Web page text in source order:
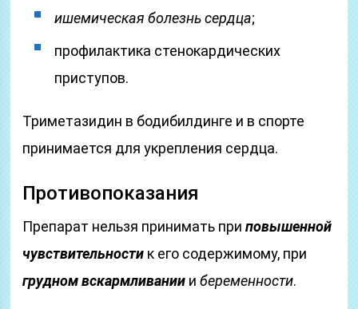
ишемическая болезнь сердца;
профилактика стенокардических
приступов.
Триметазидин в бодибилдинге и в спорте
принимается для укрепления сердца.
Противопоказания
Препарат нельзя принимать приповышенной
чувствительности к его содержимому, при
грудном вскармливании ибеременности.